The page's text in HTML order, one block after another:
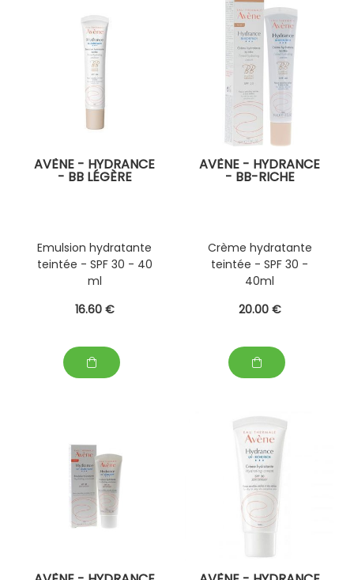
AVÈNE - HYDRANCE
- BB LÉGÈRE
Emulsion hydratante
teintée - SPF 30 - 40
ml
16.60 €
AVÈNE - HYDRANCE
- BB-RICHE
Crème hydratante
teintée - SPF 30 -
40ml
20.00 €